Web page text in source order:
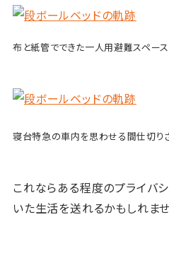
布と紙管でできた一人用避難スペー
寝台特急の車内を思わせる間仕切り
これならある程度のプライバ
いた生活を送れるかもしれませ